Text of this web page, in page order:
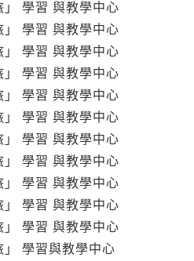
學習 與教學中心
學習 與教學中心
學習 與教學中心
學習 與教學中心
學習 與教學中心
學習 與教學中心
學習 與教學中心
學習 與教學中心
學習 與教學中心
學習 與教學中心
學習 與教學中心
學習與教學中心